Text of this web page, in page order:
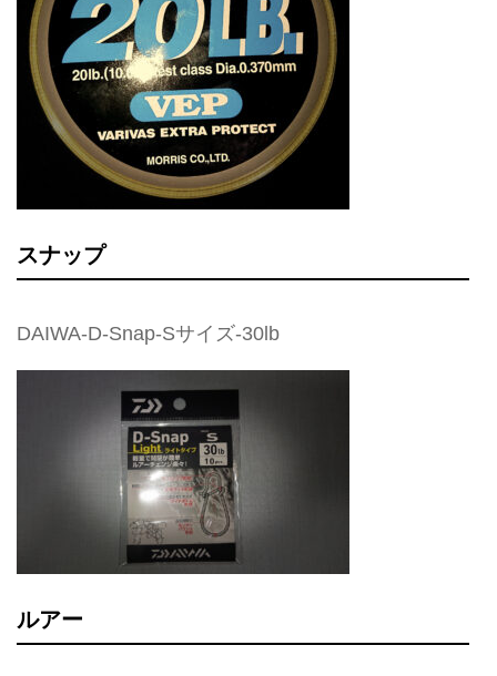
スナップ
DAIWA-D-Snap-Sサイズ-30lb
ルアー